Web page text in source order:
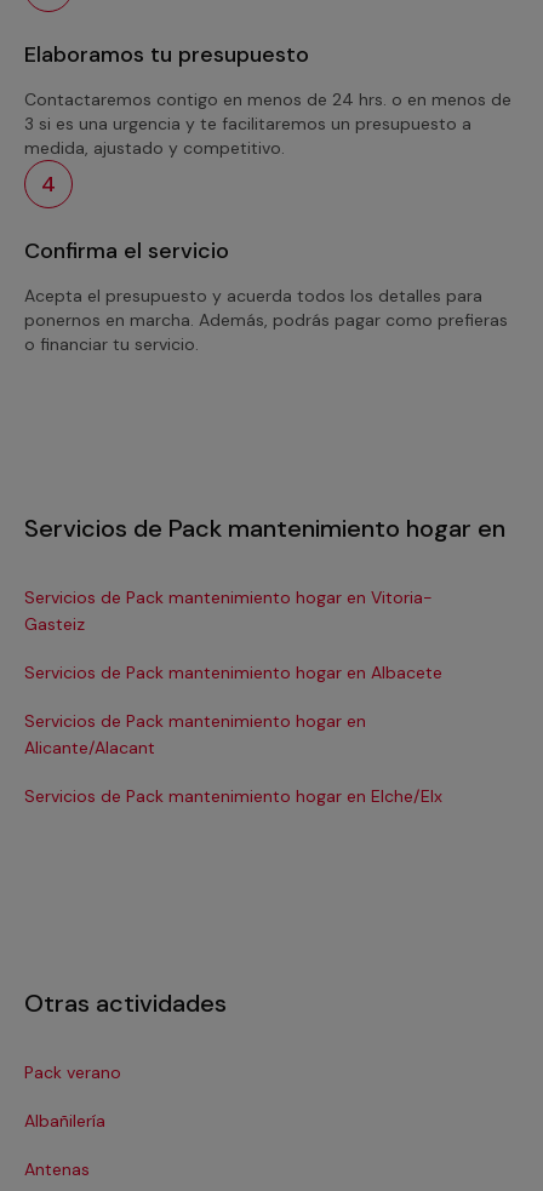
Elaboramos tu presupuesto
Contactaremos contigo en menos de 24 hrs. o en menos de
3 si es una urgencia y te facilitaremos un presupuesto a
medida, ajustado y competitivo.
4
Confirma el servicio
Acepta el presupuesto y acuerda todos los detalles para
ponernos en marcha. Además, podrás pagar como prefieras
o financiar tu servicio.
Servicios de Pack mantenimiento hogar en
Servicios de Pack mantenimiento hogar en Vitoria-
Gasteiz
Servicios de Pack mantenimiento hogar en Albacete
Servicios de Pack mantenimiento hogar en
Alicante/Alacant
Servicios de Pack mantenimiento hogar en Elche/Elx
Otras actividades
Pack verano
Albañilería
Antenas